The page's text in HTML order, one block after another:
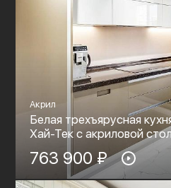
Акрил
Белая трехъярусная
Хай-Тек c акриловой
763 900 ₽